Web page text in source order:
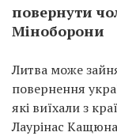
повернути
Міноборони
Литва може
повернення
які виїхали з
Лаурінас